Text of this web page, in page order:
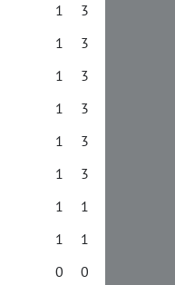
1
3
1
3
1
3
1
3
1
3
1
3
1
1
1
1
0
0